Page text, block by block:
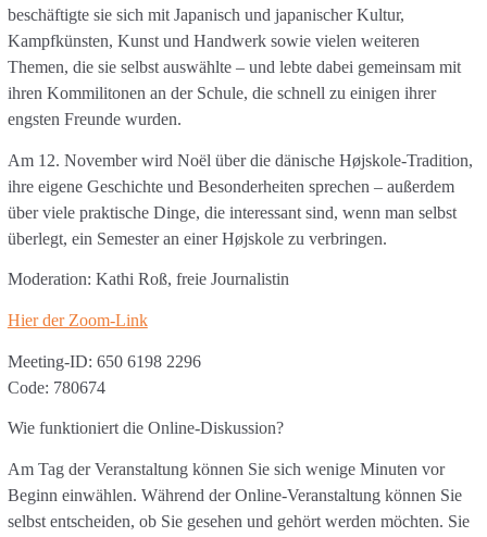
beschäftigte sie sich mit Japanisch und japanischer Kultur,
Kampfkünsten, Kunst und Handwerk sowie vielen weiteren
Themen, die sie selbst auswählte – und lebte dabei gemeinsam mit
ihren Kommilitonen an der Schule, die schnell zu einigen ihrer
engsten Freunde wurden.
Am 12. November wird Noël über die dänische Højskole-Tradition,
ihre eigene Geschichte und Besonderheiten sprechen – außerdem
über viele praktische Dinge, die interessant sind, wenn man selbst
überlegt, ein Semester an einer Højskole zu verbringen.
Moderation: Kathi Roß, freie Journalistin
Hier der Zoom-Link
Meeting-ID: 650 6198 2296
Code: 780674
Wie funktioniert die Online-Diskussion?
Am Tag der Veranstaltung können Sie sich wenige Minuten vor
Beginn einwählen. Während der Online-Veranstaltung können Sie
selbst entscheiden, ob Sie gesehen und gehört werden möchten. Sie